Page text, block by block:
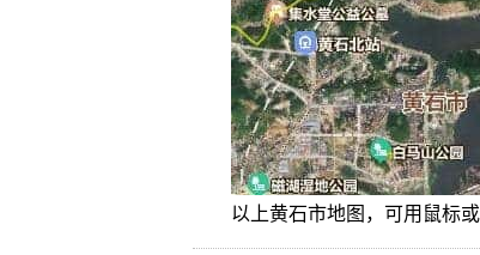
以上黄石市地图，可用鼠标